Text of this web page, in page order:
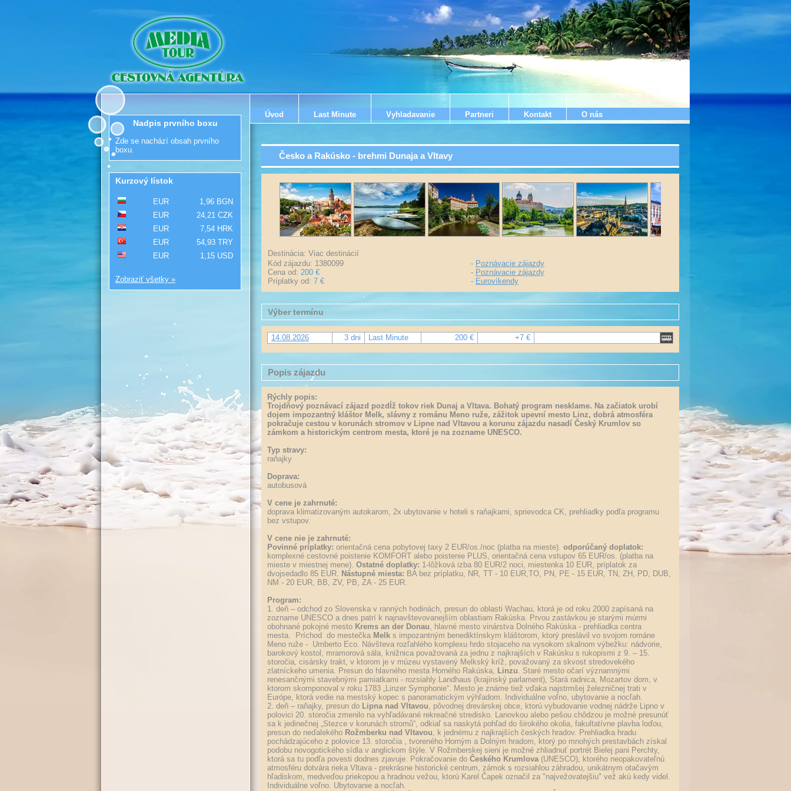
Úvod Last Minute Vyhladavanie Partneri Kontakt O nás
Česko a Rakúsko - brehmi Dunaja a Vltavy
Destinácia: Viac destinácií
Kód zájazdu: 1380099
Cena od: 200 €
Príplatky od: 7 €
- Poznávacie zájazdy
- Poznávacie zájazdy
- Eurovíkendy
Výber termínu
14.08.2026 3 dni Last Minute 200 € +7 €
Popis zájazdu
Rýchly popis:
Trojdňový poznávací zájazd pozdĺž tokov riek Dunaj a Vltava. Bohatý program nesklame. Na začiatok urobí
dojem impozantný kláštor Melk, slávny z románu Meno ruže, zážitok upevní mesto Linz, dobrá atmosféra
pokračuje cestou v korunách stromov v Lipne nad Vltavou a korunu zájazdu nasadí Český Krumlov so
zámkom a historickým centrom mesta, ktoré je na zozname UNESCO.
Typ stravy:
raňajky
Doprava:
autobusová
V cene je zahrnuté:
doprava klimatizovaným autokarom, 2x ubytovanie v hoteli s raňajkami, sprievodca CK, prehliadky podľa programu
bez vstupov.
V cene nie je zahrnuté:
Povinné príplatky: orientačná cena pobytovej taxy 2 EUR/os./noc (platba na mieste). odporúčaný doplatok:
komplexné cestovné poistenie KOMFORT alebo poistenie PLUS, orientačná cena vstupov 65 EUR/os. (platba na
mieste v miestnej mene). Ostatné doplatky: 1-lôžková izba 80 EUR/2 noci, miestenka 10 EUR, príplatok za
dvojsedadlo 85 EUR. Nástupné miesta: BA bez príplatku, NR, TT - 10 EUR,TO, PN, PE - 15 EUR, TN, ZH, PD, DUB,
NM - 20 EUR, BB, ZV, PB, ZA - 25 EUR.
Program:
1. deň – odchod zo Slovenska v ranných hodinách, presun do oblasti Wachau, ktorá je od roku 2000 zapísaná na
zozname UNESCO a dnes patrí k najnavštevovanejším oblastiam Rakúska. Prvou zastávkou je starými múrmi
obohnané pokojné mesto Krems an der Donau, hlavné mesto vinárstva Dolného Rakúska - prehliadka centra
mesta. Príchod do mestečka Melk s impozantným benediktínskym kláštorom, ktorý preslávil vo svojom románe
Meno ruže - Umberto Eco. Návšteva rozľahlého komplexu hrdo stojaceho na vysokom skalnom výbežku: nádvorie,
barokový kostol, mramorová sála, knižnica považovaná za jednu z najkrajších v Rakúsku s rukopismi z 9. – 15.
storočia, cisársky trakt, v ktorom je v múzeu vystavený Melkský kríž, považovaný za skvost stredovekého
zlatníckeho umenia. Presun do hlavného mesta Horného Rakúska, Linzu. Staré mesto očarí významnými
renesančnými stavebnými pamiatkami - rozsiahly Landhaus (krajinský parlament), Stará radnica, Mozartov dom, v
ktorom skomponoval v roku 1783 „Linzer Symphonie“. Mesto je známe tiež vďaka najstrmšej železničnej trati v
Európe, ktorá vedie na mestský kopec s panoramatickým výhľadom. Individuálne voľno, ubytovanie a nocľah.
2. deň – raňajky, presun do Lipna nad Vltavou, pôvodnej drevárskej obce, ktorú vybudovanie vodnej nádrže Lipno v
polovici 20. storočia zmenilo na vyhľadávané rekreačné stredisko. Lanovkou alebo pešou chôdzou je možné presunúť
sa k jedinečnej „Stezce v korunách stromů“, odkiaľ sa naskytá pohľad do širokého okolia, fakultatívne plavba loďou,
presun do neďalekého Rožmberku nad Vltavou, k jednému z najkrajších českých hradov. Prehliadka hradu
pochádzajúceho z polovice 13. storočia , tvoreného Horným a Dolným hradom, ktorý po mnohých prestavbách získal
podobu novogotického sídla v anglickom štýle. V Rožmberskej sieni je možné zhliadnuť portrét Bielej pani Perchty,
ktorá sa tu podľa povesti dodnes zjavuje. Pokračovanie do Českého Krumlova(UNESCO), ktorého neopakovateľnú
atmosféru dotvára rieka Vltava - prekrásne historické centrum, zámok s rozsiahlou záhradou, unikátnym otačavým
hľadiskom, medveďou priekopou a hradnou vežou, ktorú Karel Čapek označil za "najvežovatejšiu" vež akú kedy videl.
Individuálne voľno. Ubytovanie a nocľah.
Nadpis prvního boxu
Zde se nachází obsah prvního
boxu.
Kurzový lístok
EUR
1,96 BGN
EUR
24,21 CZK
EUR
7,54 HRK
EUR
54,93 TRY
EUR
1,15 USD
Zobraziť všetky »